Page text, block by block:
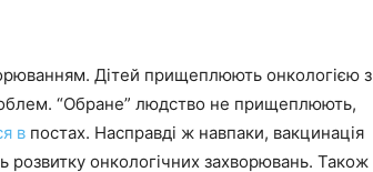
Дітей прищеплюють онкологією з
“Обране” людство не прищеплюють,
в постах. Насправді ж навпаки, вакцинація
розвитку онкологічних захворювань. Також